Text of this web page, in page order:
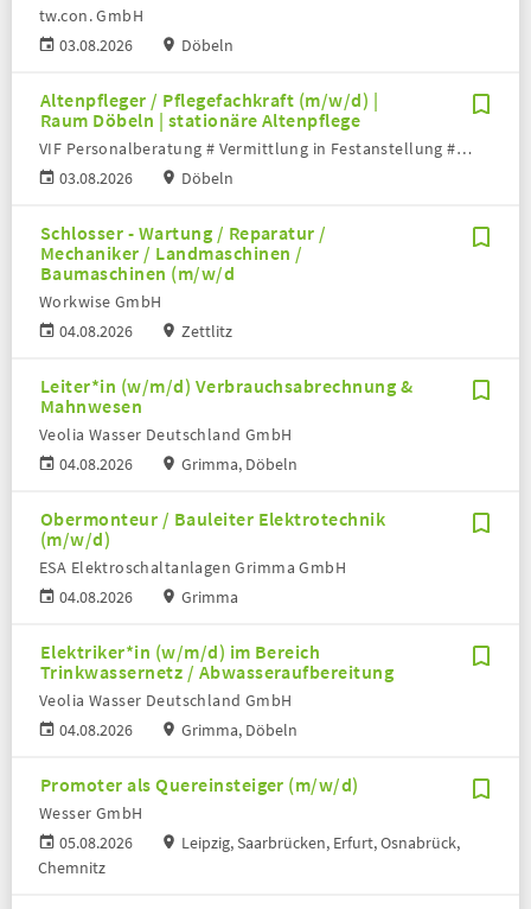
03.08.2026
tw.con. GmbH
Döbeln
Altenpfleger / Pflegefachkraft (m/w/d) |
Raum Döbeln | stationäre Altenpflege
03.08.2026
VIF Personalberatung # Vermittlung in Festanstellung # Volker Bronheim
Döbeln
Schlosser - Wartung / Reparatur /
Mechaniker / Landmaschinen /
Baumaschinen (m/w/d
04.08.2026
Workwise GmbH
Zettlitz
Leiter*in (w/m/d) Verbrauchsabrechnung &
Mahnwesen
04.08.2026
Veolia Wasser Deutschland GmbH
Grimma, Döbeln
Obermonteur / Bauleiter Elektrotechnik
(m/w/d)
04.08.2026
ESA Elektroschaltanlagen Grimma GmbH
Grimma
Elektriker*in (w/m/d) im Bereich
Trinkwassernetz / Abwasseraufbereitung
04.08.2026
Veolia Wasser Deutschland GmbH
Grimma, Döbeln
Promoter als Quereinsteiger (m/w/d)
05.08.2026
Wesser GmbH
Leipzig, Saarbrücken, Erfurt, Osnabrück,
Chemnitz